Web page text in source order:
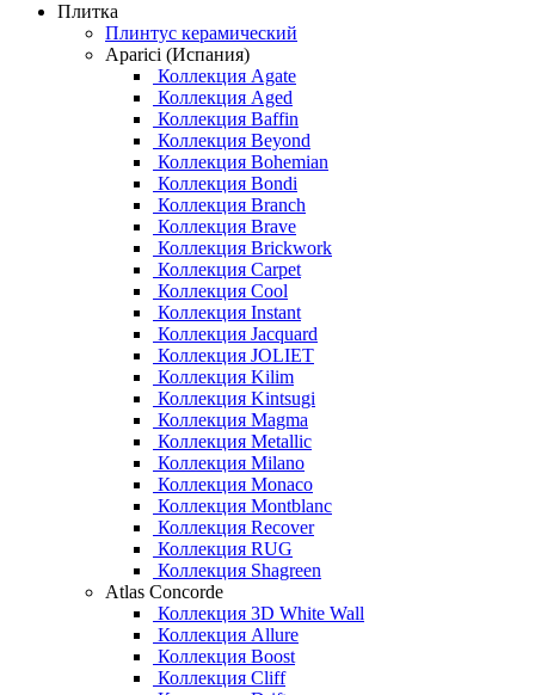
Плитка
Плинтус керамический
Aparici (Испания)
Коллекция Agate
Коллекция Aged
Коллекция Baffin
Коллекция Beyond
Коллекция Bohemian
Коллекция Bondi
Коллекция Branch
Коллекция Brave
Коллекция Brickwork
Коллекция Carpet
Коллекция Cool
Коллекция Instant
Коллекция Jacquard
Коллекция JOLIET
Коллекция Kilim
Коллекция Kintsugi
Коллекция Magma
Коллекция Metallic
Коллекция Milano
Коллекция Monaco
Коллекция Montblanc
Коллекция Recover
Коллекция RUG
Коллекция Shagreen
Atlas Concorde
Коллекция 3D White Wall
Коллекция Allure
Коллекция Boost
Коллекция Cliff